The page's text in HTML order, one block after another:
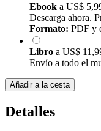
Ebook a US$
Descarga ahora.
Formato: PDF y
Libro a US$
Envío a todo el
Añadir a la cesta
Detalles